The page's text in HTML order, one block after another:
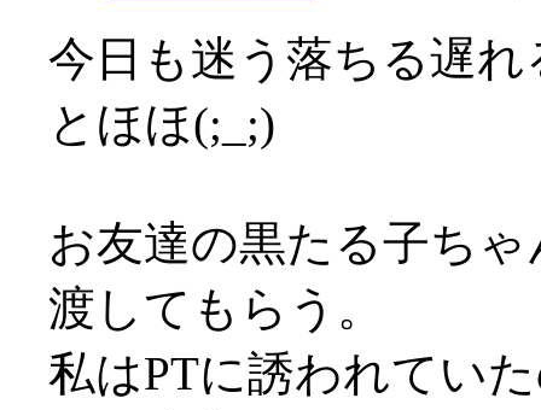
今日も迷う落ちる遅
とほほ(;_;)
お友達の黒たる子ち
渡してもらう。
私はPTに誘われてい